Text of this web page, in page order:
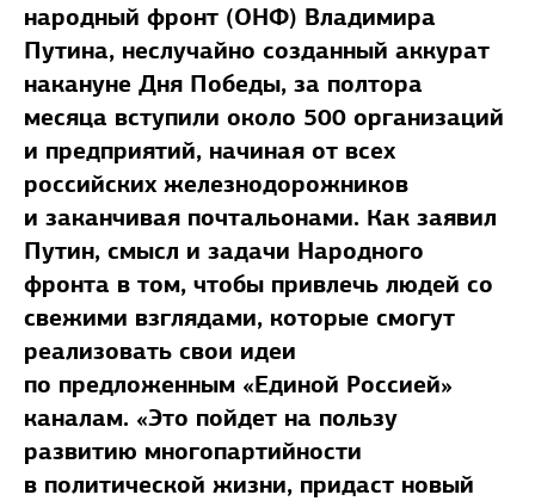
народный фронт (ОНФ) Владимира
Путина, неслучайно созданный аккурат
накануне Дня Победы, за полтора
месяца вступили около 500 организаций
и предприятий, начиная от всех
российских железнодорожников
и заканчивая почтальонами. Как заявил
Путин, смысл и задачи Народного
фронта в том, чтобы привлечь людей со
свежими взглядами, которые смогут
реализовать свои идеи
по предложенным «Единой Россией»
каналам. «Это пойдет на пользу
развитию многопартийности
в политической жизни, придаст новый